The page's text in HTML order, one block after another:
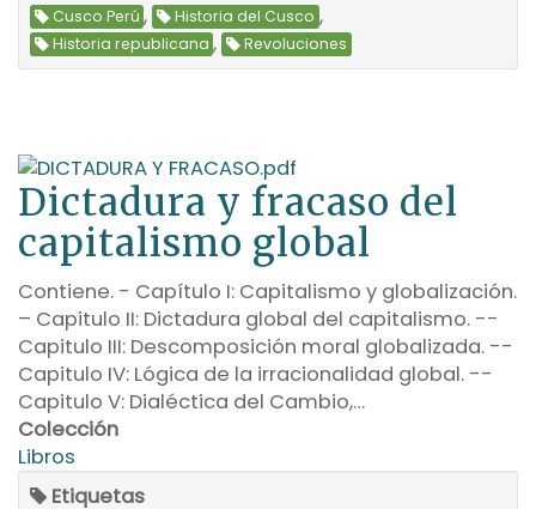
Cusco Perú , Historia del Cusco ,
Historia republicana , Revoluciones
Dictadura y fracaso del
capitalismo global
Contiene. - Capítulo I: Capitalismo y globalización.
– Capitulo II: Dictadura global del capitalismo. --
Capitulo III: Descomposición moral globalizada. --
Capitulo IV: Lógica de la irracionalidad global. --
Capitulo V: Dialéctica del Cambio,…
Colección
Libros
Etiquetas